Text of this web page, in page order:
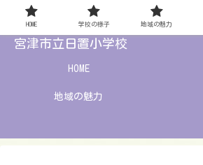
宮津市立日置小学校
HOME
地域の魅力
HOME 学校の様子 地域の魅力